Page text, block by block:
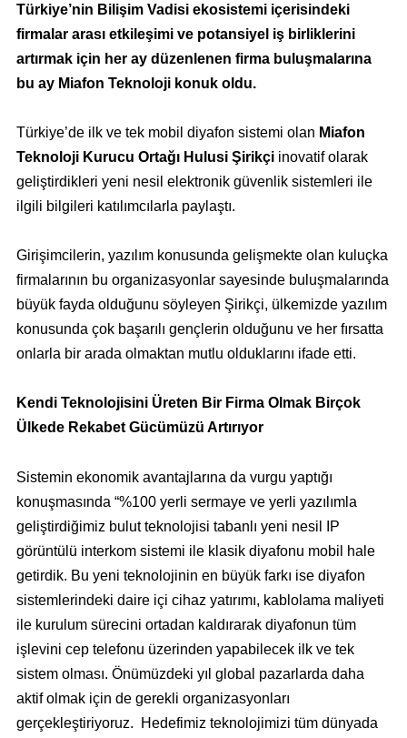
Türkiye’nin Bilişim Vadisi ekosistemi içerisindeki
firmalar arası etkileşimi ve potansiyel iş birliklerini
artırmak için her ay düzenlenen firma buluşmalarına
bu ay Miafon Teknoloji konuk oldu.
Türkiye’de ilk ve tek mobil diyafon sistemi olan Miafon
Teknoloji Kurucu Ortağı Hulusi Şirikçiinovatif olarak
geliştirdikleri yeni nesil elektronik güvenlik sistemleri ile
ilgili bilgileri katılımcılarla paylaştı.
Girişimcilerin, yazılım konusunda gelişmekte olan kuluçka
firmalarının bu organizasyonlar sayesinde buluşmalarında
büyük fayda olduğunu söyleyen Şirikçi, ülkemizde yazılım
konusunda çok başarılı gençlerin olduğunu ve her fırsatta
onlarla bir arada olmaktan mutlu olduklarını ifade etti.
Kendi Teknolojisini Üreten Bir Firma Olmak Birçok
Ülkede Rekabet Gücümüzü Artırıyor
Sistemin ekonomik avantajlarına da vurgu yaptığı
konuşmasında “%100 yerli sermaye ve yerli yazılımla
geliştirdiğimiz bulut teknolojisi tabanlı yeni nesil IP
görüntülü interkom sistemi ile klasik diyafonu mobil hale
getirdik. Bu yeni teknolojinin en büyük farkı ise diyafon
sistemlerindeki daire içi cihaz yatırımı, kablolama maliyeti
ile kurulum sürecini ortadan kaldırarak diyafonun tüm
işlevini cep telefonu üzerinden yapabilecek ilk ve tek
sistem olması. Önümüzdeki yıl global pazarlarda daha
aktif olmak için de gerekli organizasyonları
gerçekleştiriyoruz. Hedefimiz teknolojimizi tüm dünyada